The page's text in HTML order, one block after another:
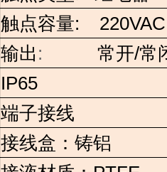
触点容量:
输出 :常开/常
IP65
端子接线
接线盒：铸铝